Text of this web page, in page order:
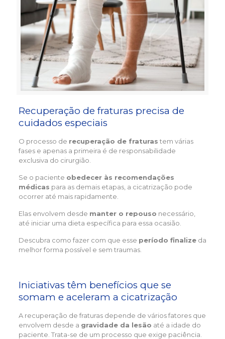
Recuperação de fraturas precisa de
cuidados especiais
O processo de recuperação de fraturas tem várias
fases e apenas a primeira é de responsabilidade
exclusiva do cirurgião.
Se o paciente obedecer às recomendações
médicas para as demais etapas, a cicatrização pode
ocorrer até mais rapidamente.
Elas envolvem desde manter o repouso necessário,
até iniciar uma dieta específica para essa ocasião.
Descubra como fazer com que esse período finalizeda
melhor forma possível e sem traumas.
Iniciativas têm benefícios que se
somam e aceleram a cicatrização
A recuperação de fraturas depende de vários fatores que
envolvem desde a gravidade da lesão até a idade do
paciente. Trata-se de um processo que exige paciência.